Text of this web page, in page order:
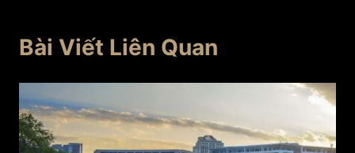
Bài Viết Liên Quan